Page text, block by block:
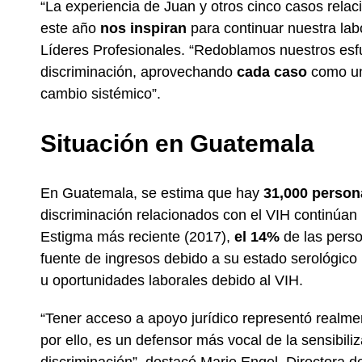
“La experiencia de Juan y otros cinco casos
este año nos inspiran para continuar nuestra
Líderes Profesionales. “Redoblamos nuestros
discriminación, aprovechando cada caso como
cambio sistémico”.
Situación en Guatemala
En Guatemala, se estima que hay 31,000
discriminación relacionados con el VIH
Estigma más reciente (2017), el 14% de las
fuente de ingresos debido a su estado
u oportunidades laborales debido al VIH.
“Tener acceso a apoyo jurídico representó
por ello, es un defensor más vocal de la